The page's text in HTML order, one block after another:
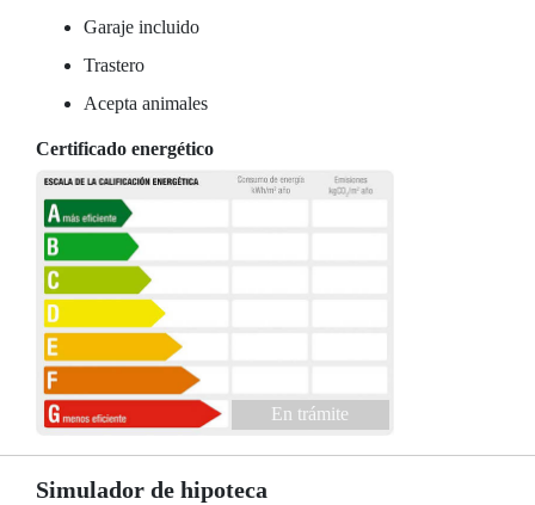
Garaje incluido
Trastero
Acepta animales
Certificado energético
En trámite
Simulador de hipoteca